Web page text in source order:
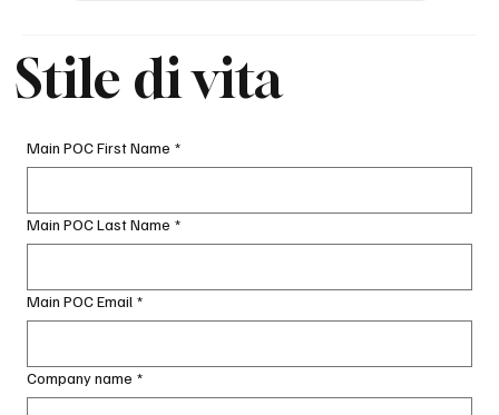
Stile di vita
Main POC First Name *
Main POC Last Name *
Main POC Email *
Company name *